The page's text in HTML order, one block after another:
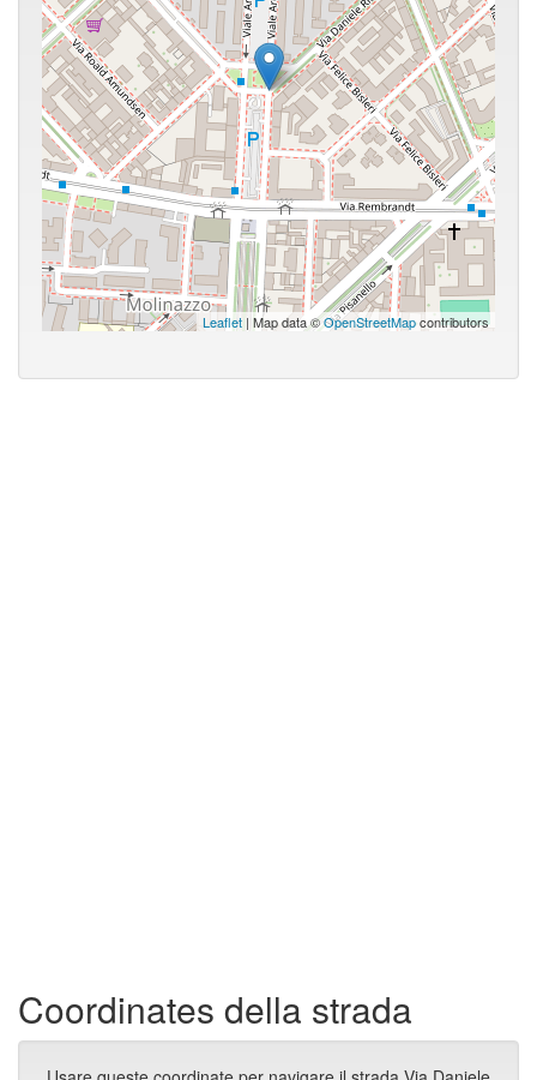
Leaflet | Map data ©OpenStreetMapcontributors
Coordinates della strada